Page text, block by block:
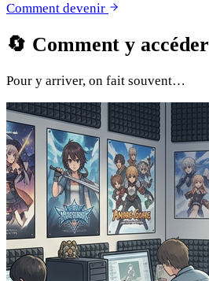
Comment devenir
🔄 Comment y accéder
Pour y arriver, on fait souvent…